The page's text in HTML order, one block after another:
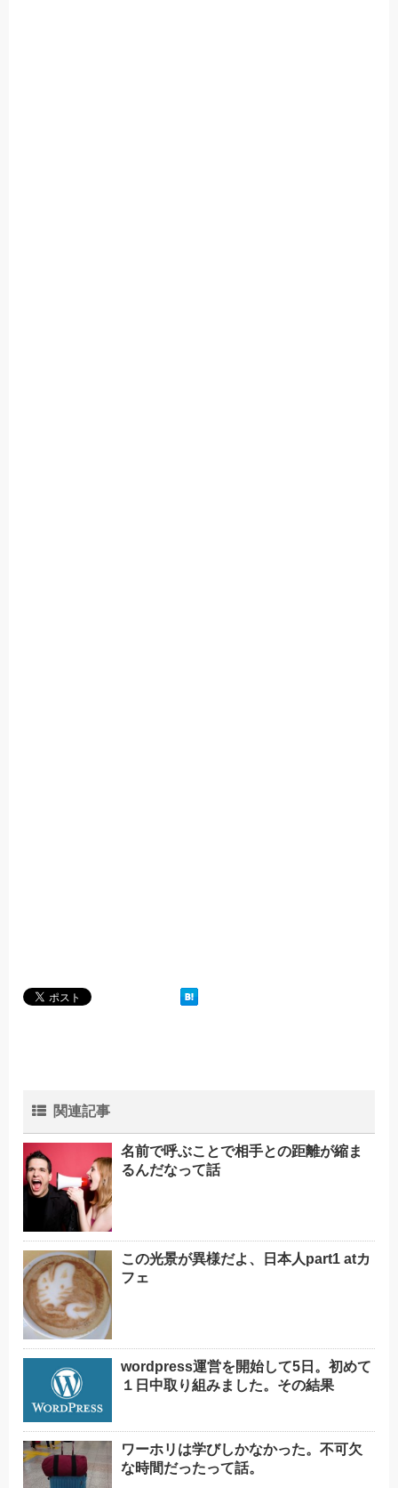
関連記事
名前で呼ぶことで相手との距離が縮ま
るんだなって話
この光景が異様だよ、日本人part1 atカ
フェ
wordpress運営を開始して5日。初めて
１日中取り組みました。その結果
ワーホリは学びしかなかった。不可欠
な時間だったって話。